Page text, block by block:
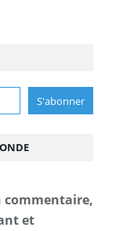
commentaire,
et